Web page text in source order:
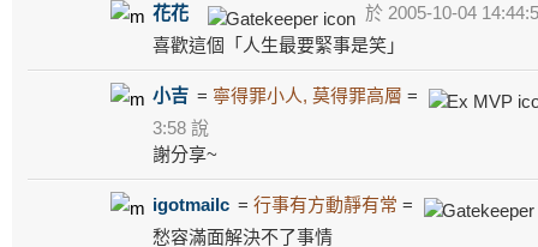
花花
於 2005-10-04
喜歡這個「人生最要緊事是笑」
小吉 = 寧得罪小人, 莫得罪高層 =
3:58 說
謝分享~
igotmailc =行事有方動靜有常 =
愁容滿面解決不了事情